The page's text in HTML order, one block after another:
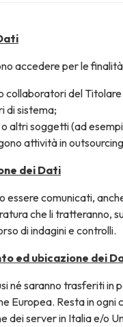
accedere per le finalità
collaboratori del
di sistema;
altri soggetti (ad
attività inoutsourcing
dei Dati
essere comunicati,
che li tratteranno,
di indagini e controlli.
ed ubicazione dei
né saranno trasferiti in
Europea. Resta in
dei server in Italia e/o